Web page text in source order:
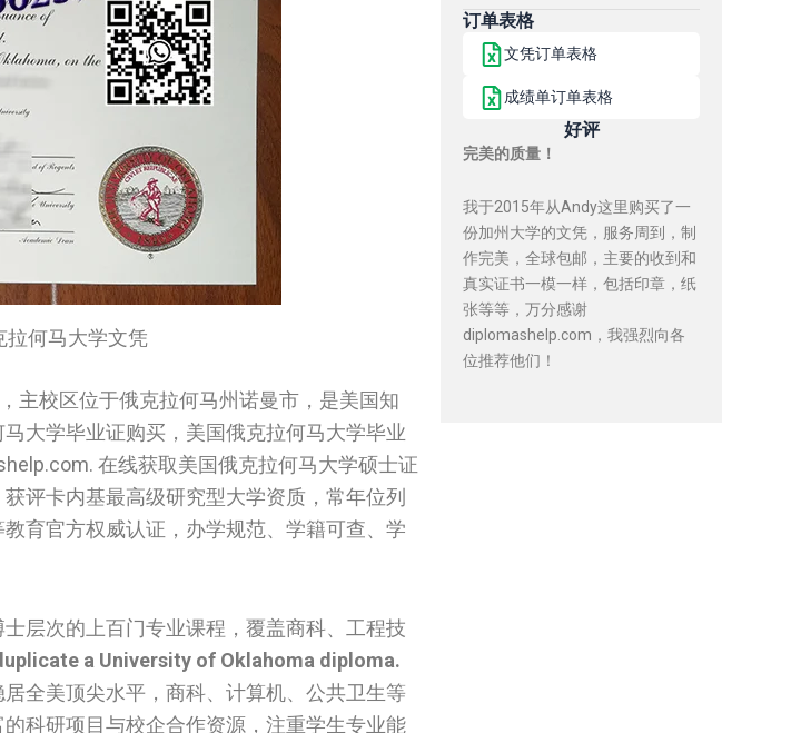
拉何马大学文凭
主校区位于俄克拉何马州诺曼市，是美国知
大学毕业证购买，美国俄克拉何马大学毕业
在线获取美国俄克拉何马大学硕士证
评卡内基最高级研究型大学资质，常年位列
育官方权威认证，办学规范、学籍可查、学
层次的上百门专业课程，覆盖商科、工程技
a University of Oklahoma diploma.
全美顶尖水平，商科、计算机、公共卫生等
科研项目与校企合作资源，注重学生专业能
订单表格
文凭订单表格
成绩单订单表格
好评
完美的质量！
我于2015年从Andy这里购买了一
份加州大学的文凭，服务周到，制
作完美，全球包邮，主要的收到和
真实证书一模一样，包括印章，纸
张等等，万分感谢
diplomashelp.com，我强烈向各
位推荐他们！